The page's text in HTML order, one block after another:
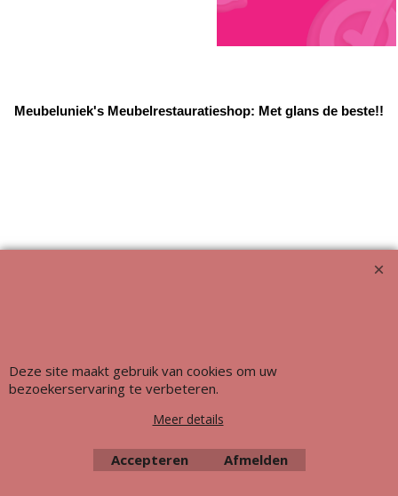
Meubeluniek's Meubelrestauratieshop: Met glans de beste!!
Webwinkel gemaakt met ShopFactory webwinkel software.
Deze site maakt gebruik van cookies om uw
bezoekerservaring te verbeteren.
Meer details
Accepteren Afmelden